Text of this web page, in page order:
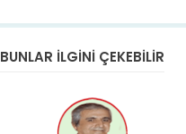
BUNLAR ILGINI ÇEKEBILIR